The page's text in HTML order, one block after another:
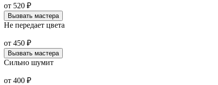
от 520 ₽
Вызвать мастера
Не передает цвета
от 450 ₽
Вызвать мастера
Сильно шумит
от 400 ₽